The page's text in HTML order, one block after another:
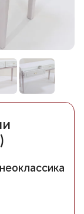
неоклассика